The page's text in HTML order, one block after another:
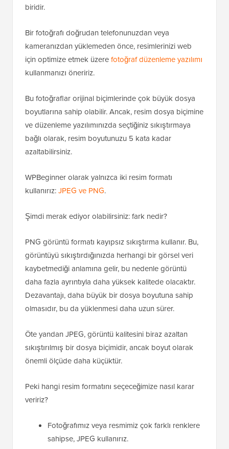
biridir.
Bir fotoğrafı doğrudan telefonunuzdan veya
kameranızdan yüklemeden önce, resimlerinizi web
için optimize etmek üzerefotoğraf düzenleme yazılımı
kullanmanızı öneririz.
Bu fotoğraflar orijinal biçimlerinde çok büyük dosya
boyutlarına sahip olabilir. Ancak, resim dosya biçimine
ve düzenleme yazılımınızda seçtiğiniz sıkıştırmaya
bağlı olarak, resim boyutunuzu 5 kata kadar
azaltabilirsiniz.
WPBeginner olarak yalnızca iki resim formatı
kullanırız:JPEG ve PNG.
Şimdi merak ediyor olabilirsiniz: fark nedir?
PNG görüntü formatı kayıpsız sıkıştırma kullanır. Bu,
görüntüyü sıkıştırdığınızda herhangi bir görsel veri
kaybetmediği anlamına gelir, bu nedenle görüntü
daha fazla ayrıntıyla daha yüksek kalitede olacaktır.
Dezavantajı, daha büyük bir dosya boyutuna sahip
olmasıdır, bu da yüklenmesi daha uzun sürer.
Öte yandan JPEG, görüntü kalitesini biraz azaltan
sıkıştırılmış bir dosya biçimidir, ancak boyut olarak
önemli ölçüde daha küçüktür.
Peki hangi resim formatını seçeceğimize nasıl karar
veririz?
Fotoğrafımız veya resmimiz çok farklı renklere
sahipse, JPEG kullanırız.